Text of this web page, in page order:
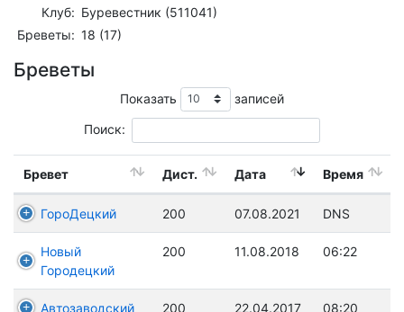
Клуб: Буревестник (511041)
Бреветы: 18 (17)
Бреветы
Показать записей
Поиск:
Бревет Дист. Дата Время
ГороДецкий 200 07.08.2021 DNS
Новый
Городецкий
200 11.08.2018 06:22
Автозаводский 200 22.04.2017 08:20